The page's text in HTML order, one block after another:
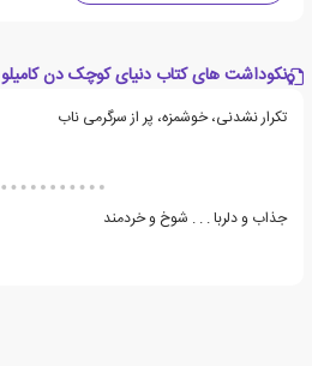
نکوداشت های کتاب دنیای کوچک دن کامیلو
تکرار نشدنی، خوشمزه، پر از سرگرمی ناب
جذاب و دلربا . . . شوخ و خردمند